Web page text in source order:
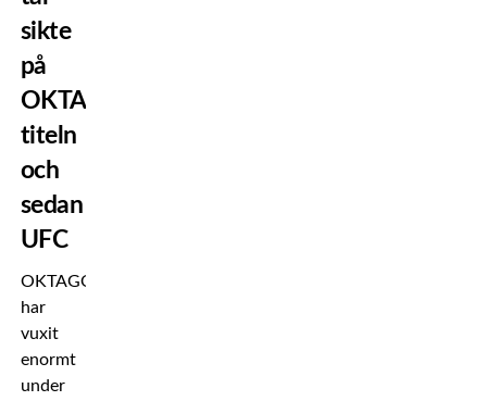
sikte
på
OKTAGON-
titeln
och
sedan
UFC
OKTAGON
har
vuxit
enormt
under